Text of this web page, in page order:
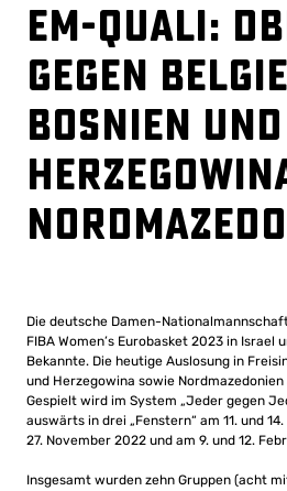
EM-Quali:
gegen
Bosnien und
Die deutsche Damen-
FIBA Women’s Eurobasket 2023 in Israel
Bekannte. Die heutige Auslosung in
und Herzegowina sowie Nordmazedonien
Gespielt wird im System „Jeder gegen
auswärts in drei „Fenstern“ am 11. und
27. November 2022 und am 9. und 12.
Insgesamt wurden zehn Gruppen (acht